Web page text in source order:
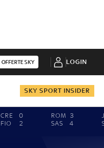
OFFERTE SKY LOGIN
SKY SPORT INSIDER
CRE
0
FIO
2
ROM 3
SAS
4